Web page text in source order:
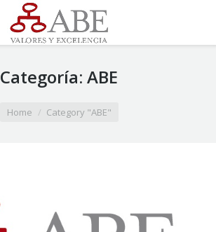
Categoría: ABE
Home Category "ABE"